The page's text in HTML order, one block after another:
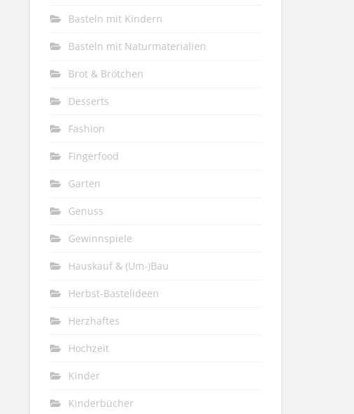
Basteln mit Kindern
Basteln mit Naturmaterialien
Brot & Brötchen
Desserts
Fashion
Fingerfood
Garten
Genuss
Gewinnspiele
Hauskauf & (Um-)Bau
Herbst-Bastelideen
Herzhaftes
Hochzeit
Kinder
Kinderbücher